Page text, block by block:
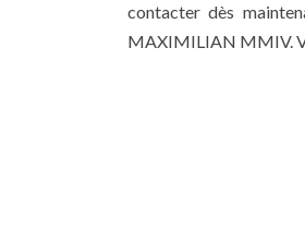
contacter dès
MAXIMILIAN MMIV.